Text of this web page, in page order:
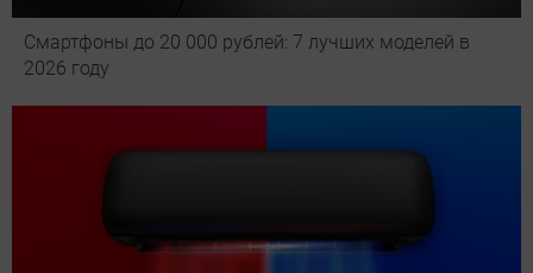
Смартфоны до 20 000 рублей: 7 лучших моделей в
2026 году